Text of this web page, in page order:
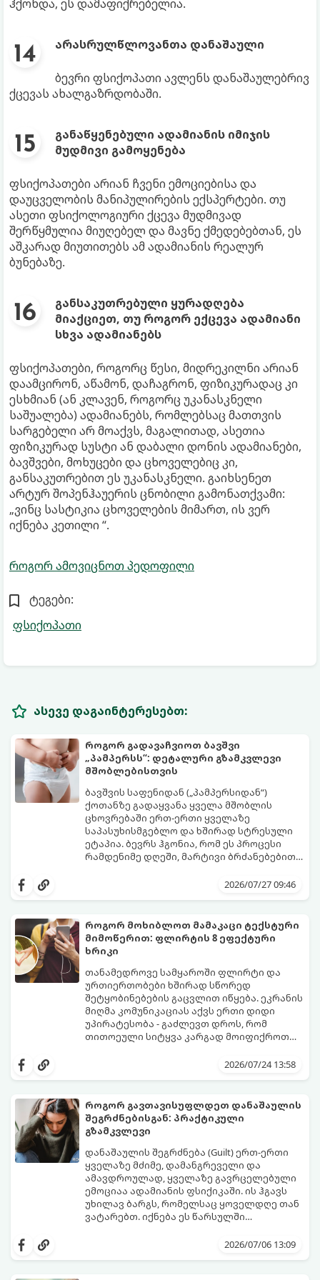
ჰქონდა, ეს დამაფიქრებელია.
არასრულწლოვანთა დანაშაული
ბევრი ფსიქოპათი ავლენს დანაშაულებრივ
ქცევას ახალგაზრდობაში.
განაწყენებული ადამიანის იმიჯის
მუდმივი გამოყენება
ფსიქოპათები არიან ჩვენი ემოციებისა და
დაუცველობის მანიპულირების ექსპერტები. თუ
ასეთი ფსიქოლოგიური ქცევა მუდმივად
შერწყმულია მიუღებელ და მავნე ქმედებებთან, ეს
აშკარად მიუთითებს ამ ადამიანის რეალურ
ბუნებაზე.
განსაკუთრებული ყურადღება
მიაქციეთ, თუ როგორ ექცევა ადამიანი
სხვა ადამიანებს
ფსიქოპათები, როგორც წესი, მიდრეკილნი არიან
დაამცირონ, აწამონ, დაჩაგრონ, ფიზიკურადაც კი
ესხმიან (ან კლავენ, როგორც უკანასკნელი
საშუალება) ადამიანებს, რომლებსაც მათთვის
სარგებელი არ მოაქვს, მაგალითად, ასეთია
ფიზიკურად სუსტი ან დაბალი დონის ადამიანები,
ბავშვები, მოხუცები და ცხოველებიც კი,
განსაკუთრებით ეს უკანასკნელი. გაიხსენეთ
არტურ შოპენჰაუერის ცნობილი გამონათქვამი:
„ვინც სასტიკია ცხოველების მიმართ, ის ვერ
იქნება კეთილი “.
როგორ ამოვიცნოთ პედოფილი
ტეგები:
ფსიქოპათი
ასევე დაგაინტერესებთ:
როგორ გადავაჩვიოთ ბავშვი
„პამპერსს“: დეტალური გზამკვლევი
მშობლებისთვის
ბავშვის საფენიდან („პამპერსიდან“)
ქოთანზე გადაყვანა ყველა მშობლის
ცხოვრებაში ერთ-ერთი ყველაზე
საპასუხისმგებლო და ხშირად სტრესული
ეტაპია. ბევრს ჰგონია, რომ ეს პროცესი
რამდენიმე დღეში, მარტივი ბრძანებებით
ფიზიოლოგიური და ფსიქოლოგიური
მოთმინებას მოითხოვს.
როგორ გახადოთ ეს პროცესი2026/07/27 09:46
როგორ მოხიბლოთ მამაკაცი ტექსტური
მიმოწერით: ფლირტის 8 ეფექტური
ხრიკი
თანამედროვე სამყაროში ფლირტი და
ურთიერთობები ხშირად სწორედ
შეტყობინებების გაცვლით იწყება. ეკრანის
მიღმა კომუნიკაციას აქვს ერთი დიდი
უპირატესობა - გაძლევთ დროს, რომ
თითოეული სიტყვა კარგად მოიფიქროთ
მოაცილოს და მოუთმენლად ელოდოს
წესი:
2026/07/24 13:58
როგორ გავთავისუფლდეთ დანაშაულის
შეგრძნებისგან: პრაქტიკული
გზამკვლევი
დანაშაულის შეგრძნება (Guilt) ერთ-ერთი
ყველაზე მძიმე, დამანგრეველი და
ამავდროულად, ყველაზე გავრცელებული
ემოციაა ადამიანის ფსიქიკაში. ის ჰგავს
უხილავ ბარგს, რომელსაც ყოველდღე თან
ვატარებთ. იქნება ეს წარსულში
ტკენა, ოჯახის წევრებისთვის
დანაშაულის გრძნობას აქვს თავისი
2026/07/06 13:09